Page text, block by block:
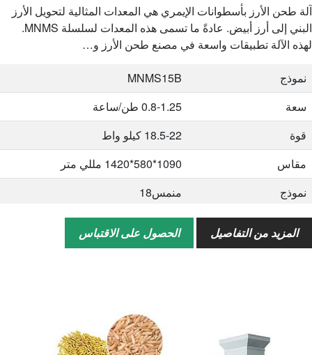
آلة طحن الأرز بأسطوانات الإيمري هي المعدات المثالية لتحويل الأرز
البني إلى أرز أبيض. عادةً ما تسمى هذه المعدات لسلسلة MNMS.
لهذه الآلة تطبيقات واسعة في مصنع طحن الأرز و…
نموذج
MNMS15B
سعة
0.8-1.25 طن/ساعة
قوة
18.5-22 كيلو واط
مقاس
1090*580*1420 مللي متر
نموذج
منمس18
سعة
2-3 طن/ساعة
قوة
22-30 كيلو واط
3.5-4.5 طن/ساعة
المزيد من التفاصيل الحصول على الاقتباس